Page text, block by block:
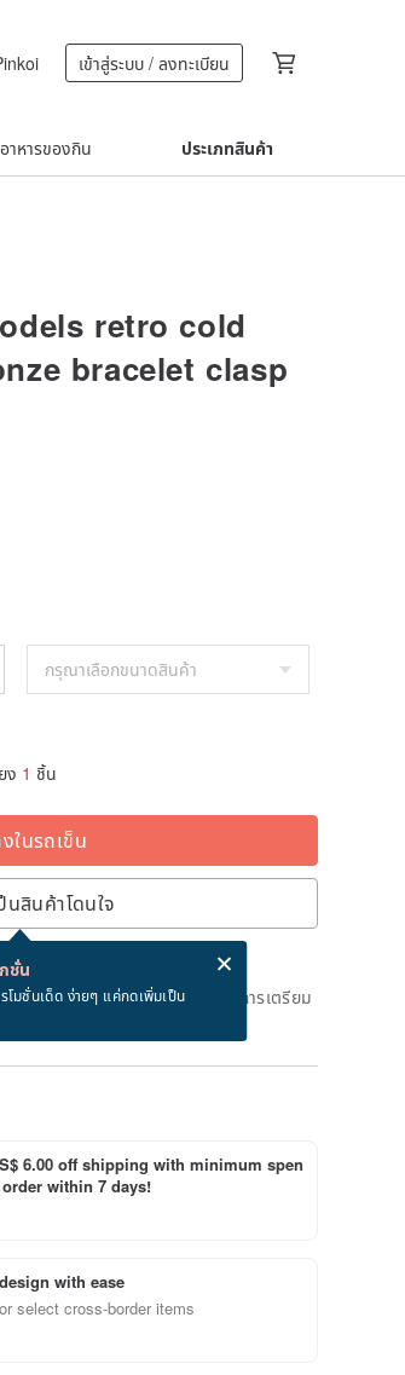
เข้าสู่ระบบ / ลงทะเบียน
อาหารของกิน ประเภทสินค้า
retro cold
bracelet clasp
ง 1 ชิ้น
ในรถเข็น
นสินค้าโดนใจ
ชั่น
โมชั่นเด็ด ง่ายๆ แค่กดเพิ่มเป็น
อสินค้า!
ใช้เวลาประมาณ 2 วันทางการในการเตรียม
6.00 off shipping with minimum spen
within 7 days!
with ease
select cross-border items